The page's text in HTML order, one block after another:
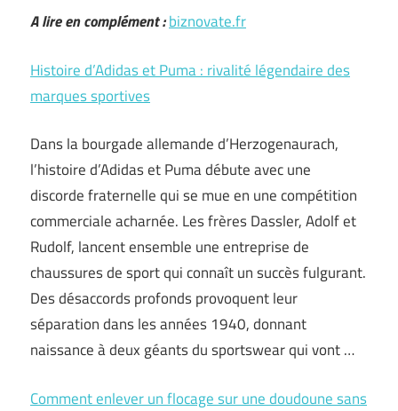
A lire en complément :biznovate.fr
Histoire d’Adidas et Puma : rivalité légendaire des
marques sportives
Dans la bourgade allemande d’Herzogenaurach,
l’histoire d’Adidas et Puma débute avec une
discorde fraternelle qui se mue en une compétition
commerciale acharnée. Les frères Dassler, Adolf et
Rudolf, lancent ensemble une entreprise de
chaussures de sport qui connaît un succès fulgurant.
Des désaccords profonds provoquent leur
séparation dans les années 1940, donnant
naissance à deux géants du sportswear qui vont …
Comment enlever un flocage sur une doudoune sans